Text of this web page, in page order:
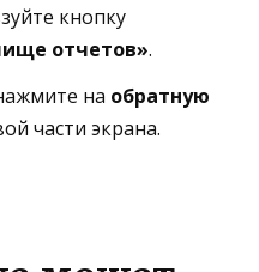
кнопку
отчетов».
на обратную
части экрана.